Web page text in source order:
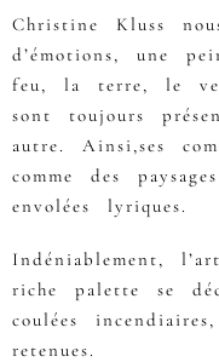
Christine Kluss
d’émotions, une
feu, la terre, le
sont toujours
autre. Ainsi,ses
comme des
envolées lyriques.
Indéniablement,
riche palette se
coulées
retenues.